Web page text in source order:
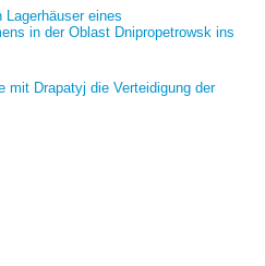
Lagerhäuser eines
in der Oblast Dnipropetrowsk ins
mit Drapatyj die Verteidigung der